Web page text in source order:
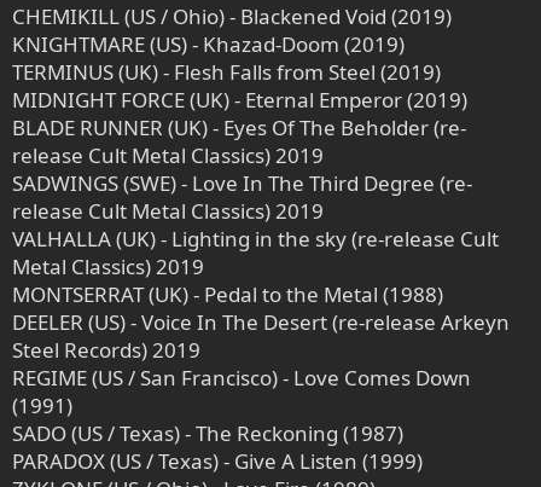
CHEMIKILL (US / Ohio) - Blackened Void (2019)
KNIGHTMARE (US) - Khazad-Doom (2019)
TERMINUS (UK) - Flesh Falls from Steel (2019)
MIDNIGHT FORCE (UK) - Eternal Emperor (2019)
BLADE RUNNER (UK) - Eyes Of The Beholder (re-
release Cult Metal Classics) 2019
SADWINGS (SWE) - Love In The Third Degree (re-
release Cult Metal Classics) 2019
VALHALLA (UK) - Lighting in the sky (re-release Cult
Metal Classics) 2019
MONTSERRAT (UK) - Pedal to the Metal (1988)
DEELER (US) - Voice In The Desert (re-release Arkeyn
Steel Records) 2019
REGIME (US / San Francisco) - Love Comes Down
(1991)
SADO (US / Texas) - The Reckoning (1987)
PARADOX (US / Texas) - Give A Listen (1999)